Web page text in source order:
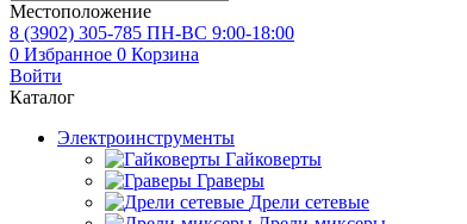
Местоположение
8 (3902) 305-785 ПН-ВС 9:00-18:00
0 Избранное 0 Корзина
Войти
Каталог
Электроинструменты
Гайковерты
Граверы
Дрели сетевые